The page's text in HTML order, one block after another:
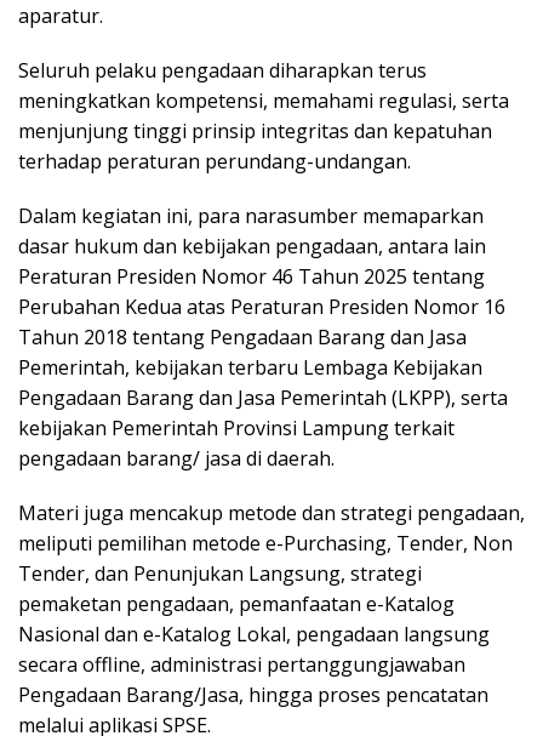
aparatur.
Seluruh pelaku pengadaan diharapkan terus
meningkatkan kompetensi, memahami regulasi, serta
menjunjung tinggi prinsip integritas dan kepatuhan
terhadap peraturan perundang-undangan.
Dalam kegiatan ini, para narasumber memaparkan
dasar hukum dan kebijakan pengadaan, antara lain
Peraturan Presiden Nomor 46 Tahun 2025 tentang
Perubahan Kedua atas Peraturan Presiden Nomor 16
Tahun 2018 tentang Pengadaan Barang dan Jasa
Pemerintah, kebijakan terbaru Lembaga Kebijakan
Pengadaan Barang dan Jasa Pemerintah (LKPP), serta
kebijakan Pemerintah Provinsi Lampung terkait
pengadaan barang/ jasa di daerah.
Materi juga mencakup metode dan strategi pengadaan,
meliputi pemilihan metode e-Purchasing, Tender, Non
Tender, dan Penunjukan Langsung, strategi
pemaketan pengadaan, pemanfaatan e-Katalog
Nasional dan e-Katalog Lokal, pengadaan langsung
secara offline, administrasi pertanggungjawaban
Pengadaan Barang/Jasa, hingga proses pencatatan
melalui aplikasi SPSE.